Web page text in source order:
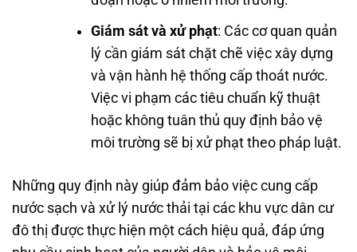
Giám sát và xử phạt: Các cơ quan quản
lý cần giám sát chặt chẽ việc xây dựng
và vận hành hệ thống cấp thoát nước.
Việc vi phạm các tiêu chuẩn kỹ thuật
hoặc không tuân thủ quy định bảo vệ
môi trường sẽ bị xử phạt theo pháp luật.
Những quy định này giúp đảm bảo việc cung cấp
nước sạch và xử lý nước thải tại các khu vực dân cư
đô thị được thực hiện một cách hiệu quả, đáp ứng